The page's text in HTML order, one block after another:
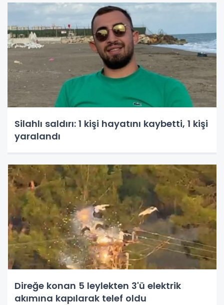
Silahlı saldırı: 1 kişi hayatını kaybetti, 1 kişi
yaralandı
Direğe konan 5 leylekten 3'ü elektrik
akımına kapılarak telef oldu